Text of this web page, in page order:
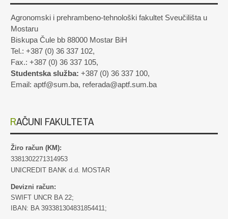
Agronomski i prehrambeno-tehnološki fakultet Sveučilišta u
Mostaru
Biskupa Čule bb 88000 Mostar BiH
Tel.: +387 (0) 36 337 102,
Fax.: +387 (0) 36 337 105,
Studentska služba: +387 (0) 36 337 100,
Email: aptf@sum.ba, referada@aptf.sum.ba
RAČUNI FAKULTETA
Žiro račun (KM):
3381302271314953
UNICREDIT BANK d.d. MOSTAR
Devizni račun:
SWIFT UNCR BA 22;
IBAN: BA 393381304831854411;